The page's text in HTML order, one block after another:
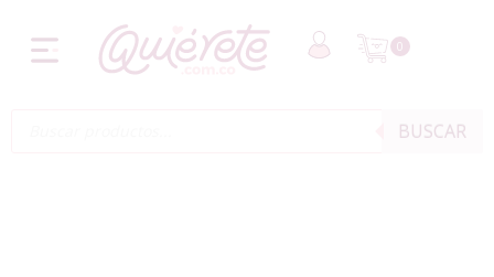
0
BUSCAR